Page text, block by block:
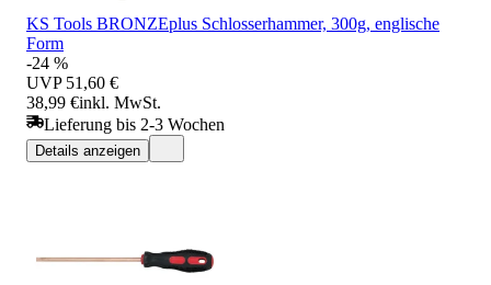
KS Tools BRONZEplus Schlosserhammer, 300g, englische
Form
-24 %
UVP 51,60 €
38,99 €inkl. MwSt.
Lieferung bis 2-3 Wochen
Details anzeigen